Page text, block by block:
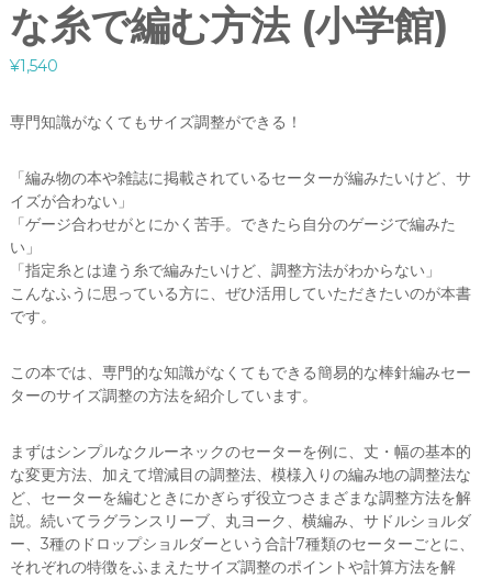
な糸で編む方法 (小学館)
¥1,540
専門知識がなくてもサイズ調整ができる！
「編み物の本や雑誌に掲載されているセーターが編みたいけど、サ
イズが合わない」
「ゲージ合わせがとにかく苦手。できたら自分のゲージで編みた
い」
「指定糸とは違う糸で編みたいけど、調整方法がわからない」
こんなふうに思っている方に、ぜひ活用していただきたいのが本書
です。
この本では、専門的な知識がなくてもできる簡易的な棒針編みセー
ターのサイズ調整の方法を紹介しています。
まずはシンプルなクルーネックのセーターを例に、丈・幅の基本的
な変更方法、加えて増減目の調整法、模様入りの編み地の調整法な
ど、セーターを編むときにかぎらず役立つさまざまな調整方法を解
説。続いてラグランスリーブ、丸ヨーク、横編み、サドルショルダ
ー、3種のドロップショルダーという合計7種類のセーターごとに、
それぞれの特徴をふまえたサイズ調整のポイントや計算方法を解